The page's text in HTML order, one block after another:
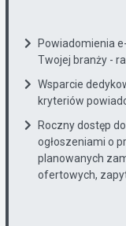
Powiadomienia
Twojej branży -
Wsparcie
kryteriów
Roczny dostęp
ogłoszeniami o
planowanych
ofertowych,